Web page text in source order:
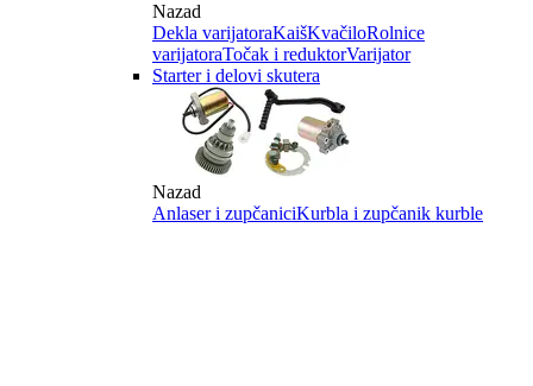
Nazad
Dekla varijatoraKaišKvačiloRolnice
varijatoraTočak i reduktorVarijator
Starter i delovi skutera
Nazad
Anlaser i zupčaniciKurbla i zupčanik kurble